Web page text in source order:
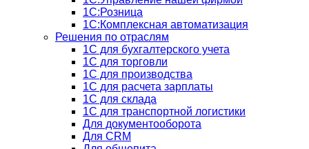
1С:Розница
1С:Комплексная автоматизация
Решения по отраслям
1С для бухгалтерского учета
1С для торговли
1С для производства
1C для расчета зарплаты
1С для склада
1С для транспортной логистики
Для документооборота
Для CRM